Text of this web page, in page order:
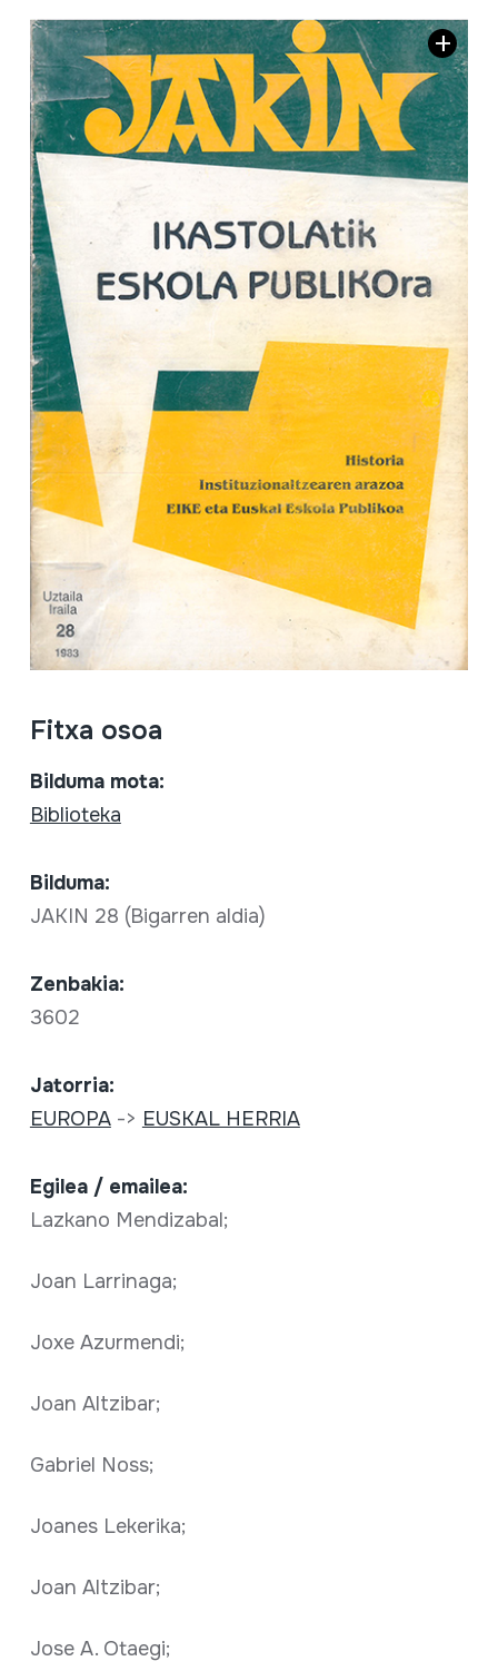
Fitxa osoa
Bilduma mota:
Biblioteka
Bilduma:
JAKIN 28 (Bigarren aldia)
Zenbakia:
3602
Jatorria:
EUROPA-> EUSKAL HERRIA
Egilea / emailea:
Lazkano Mendizabal;
Joan Larrinaga;
Joxe Azurmendi;
Joan Altzibar;
Gabriel Noss;
Joanes Lekerika;
Joan Altzibar;
Jose A. Otaegi;